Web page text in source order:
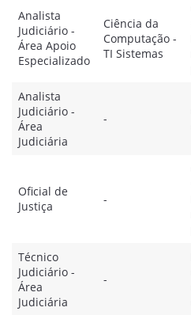
Analista
Judiciário -
Área Apoio
Especializado
Ciência da
Computação -
TI Sistemas
Analista
Judiciário -
Área
Judiciária
-
Oficial de
Justiça
-
Técnico
Judiciário -
Área
Judiciária
-